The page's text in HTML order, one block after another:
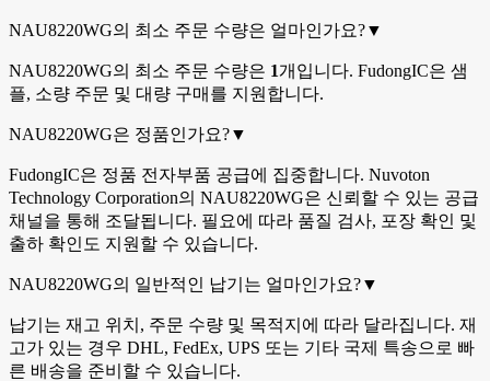
NAU8220WG의 최소 주문 수량은 얼마인가요?▼
NAU8220WG의 최소 주문 수량은 1개입니다. FudongIC은 샘
플, 소량 주문 및 대량 구매를 지원합니다.
NAU8220WG은 정품인가요?▼
FudongIC은 정품 전자부품 공급에 집중합니다. Nuvoton
Technology Corporation의 NAU8220WG은 신뢰할 수 있는 공급
채널을 통해 조달됩니다. 필요에 따라 품질 검사, 포장 확인 및
출하 확인도 지원할 수 있습니다.
NAU8220WG의 일반적인 납기는 얼마인가요?▼
납기는 재고 위치, 주문 수량 및 목적지에 따라 달라집니다. 재
고가 있는 경우 DHL, FedEx, UPS 또는 기타 국제 특송으로 빠
른 배송을 준비할 수 있습니다.